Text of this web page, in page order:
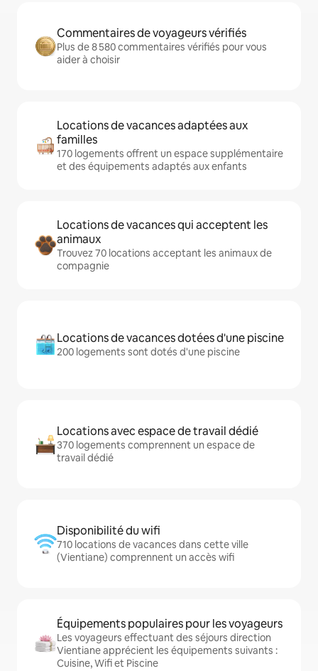
Commentaires de voyageurs vérifiés
Plus de 8 580 commentaires vérifiés pour vous
aider à choisir
Locations de vacances adaptées aux
familles
170 logements offrent un espace supplémentaire
et des équipements adaptés aux enfants
Locations de vacances qui acceptent les
animaux
Trouvez 70 locations acceptant les animaux de
compagnie
Locations de vacances dotées d'une piscine
200 logements sont dotés d'une piscine
Locations avec espace de travail dédié
370 logements comprennent un espace de
travail dédié
Disponibilité du wifi
710 locations de vacances dans cette ville
(Vientiane) comprennent un accès wifi
Équipements populaires pour les voyageurs
Les voyageurs effectuant des séjours direction
Vientiane apprécient les équipements suivants :
Cuisine, Wifi et Piscine